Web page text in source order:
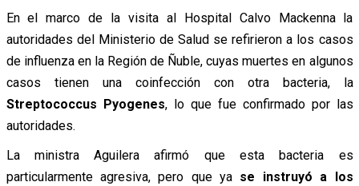
En el marco de la visita al Hospital Calvo Mackenna la
autoridades del Ministerio de Salud se refirieron a los casos
de influenza en la Región de Ñuble, cuyas muertes en algunos
casos tienen una coinfección con otra bacteria, la
Streptococcus Pyogenes, lo que fue confirmado por las
autoridades.
La ministra Aguilera afirmó que esta bacteria es
particularmente agresiva, pero que ya se instruyó a los